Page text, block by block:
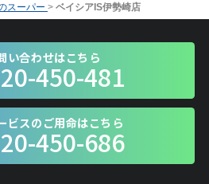
スーパー > ベイシアIS伊勢崎店
い合わせはこちら
450-481
ビスのご用命はこちら
450-686